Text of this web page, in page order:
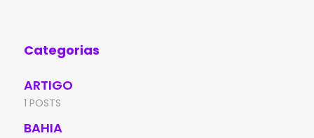
Categorias
ARTIGO
1 POSTS
BAHIA